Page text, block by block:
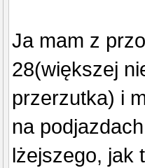
Ja mam z
28(większej
przerzutka) i
na
lżejszego, jak